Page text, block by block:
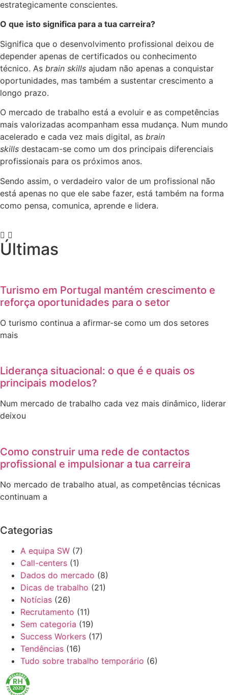
estrategicamente conscientes.
O que isto significa para a tua carreira?
Significa que o desenvolvimento profissional deixou de
depender apenas de certificados ou conhecimento
técnico. As brain skills ajudam não apenas a conquistar
oportunidades, mas também a sustentar crescimento a
longo prazo.
O mercado de trabalho está a evoluir e as competências
mais valorizadas acompanham essa mudança. Num mundo
acelerado e cada vez mais digital, as brain
skills destacam-se como um dos principais diferenciais
profissionais para os próximos anos.
Sendo assim, o verdadeiro valor de um profissional não
está apenas no que ele sabe fazer, está também na forma
como pensa, comunica, aprende e lidera.
Últimas
Turismo em Portugal mantém crescimento e
reforça oportunidades para o setor
O turismo continua a afirmar-se como um dos setores
mais
Liderança situacional: o que é e quais os
principais modelos?
Num mercado de trabalho cada vez mais dinâmico, liderar
deixou
Como construir uma rede de contactos
profissional e impulsionar a tua carreira
No mercado de trabalho atual, as competências técnicas
continuam a
Categorias
A equipa SW (7)
Call-centers (1)
Dados do mercado (8)
Dicas de trabalho (21)
Notícias (26)
Recrutamento (11)
Sem categoria (19)
Success Workers (17)
Tendências (16)
Tudo sobre trabalho temporário (6)